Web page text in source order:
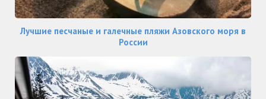
Лучшие песчаные и галечные пляжи Азовского моря в
России